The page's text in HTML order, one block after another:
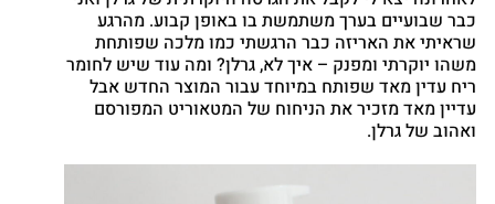
כבר שבועיים בערך משתמשת בו באופן קבוע. מהרגע
שראיתי את האריזה כבר הרגשתי כמו מלכה שפותחת
משהו יוקרתי ומפנק – איך לא, גרלן? ומה עוד שיש לחומר
ריח עדין מאד שפותח במיוחד עבור המוצר החדש אבל
עדיין מאד מזכיר את הניחוח של המטאוריט המפורסם
ואהוב של גרלן.